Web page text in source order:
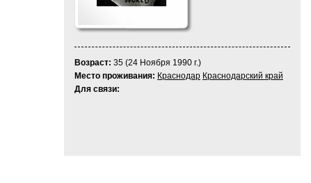
Возраст: 35 (24 Ноября 1990 г.)
Место проживания: Краснодар Краснодарский край
Для связи: